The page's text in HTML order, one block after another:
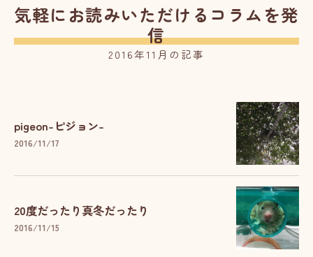
気軽にお読みいただけるコラムを発
信
2016年11月の記事
pigeon-ピジョン-
2016/11/17
20度だったり真冬だったり
2016/11/15